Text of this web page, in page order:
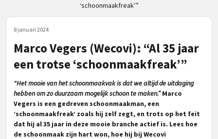
‘schoonmaakfreak’”
8 januari 2024
Marco Vegers (Wecovi): “Al 35 jaar
een trotse ‘schoonmaakfreak’”
“Het mooie van het schoonmaakvak is dat we altijd de uitdaging
hebben om zo duurzaam mogelijk schoon te maken.”Marco
Vegers is een gedreven schoonmaakman, een
‘schoonmaakfreak’ zoals hij zelf zegt, en trots op het feit
dat hij al 35 jaar in deze mooie branche actief is. Lees hoe
de schoonmaak zijn hart won, hoe hij bij Wecovi